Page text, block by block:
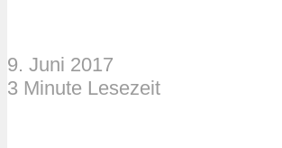
9. Juni 2017
3 Minute Lesezeit